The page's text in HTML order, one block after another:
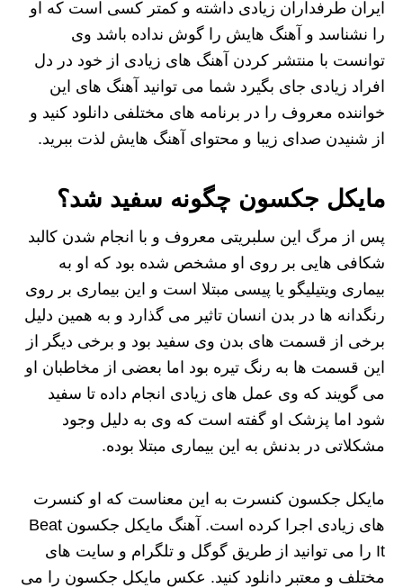
ایران طرفداران زیادی داشته و کمتر کسی است که او
را نشناسد و آهنگ هایش را گوش نداده باشد وی
توانست با منتشر کردن آهنگ های زیادی از خود در دل
افراد زیادی جای بگیرد شما می توانید آهنگ های این
خواننده معروف را در برنامه‌ های مختلفی دانلود کنید و
از شنیدن صدای زیبا و محتوای آهنگ هایش لذت ببرید.
مایکل جکسون چگونه سفید شد؟
پس از مرگ این سلبریتی معروف و با انجام شدن کالبد
شکافی هایی بر روی او مشخص شده بود که او به
بیماری ویتیلیگو یا پیسی مبتلا است و این بیماری بر روی
رنگدانه ها در بدن انسان تاثیر می گذارد و به همین دلیل
برخی از قسمت‌ های بدن وی سفید بود و برخی دیگر از
این قسمت ها به رنگ تیره بود اما بعضی از مخاطبان او
می گویند که وی عمل های زیادی انجام داده تا سفید
شود اما پزشک او گفته است که وی به دلیل وجود
مشکلاتی در بدنش به این بیماری مبتلا بوده.
مایکل جکسون کنسرت به این معناست که او کنسرت
های زیادی اجرا کرده است. آهنگ مایکل جکسون Beat
It را می توانید از طریق گوگل و تلگرام و سایت های
مختلف و معتبر دانلود کنید. عکس مایکل جکسون را می‌